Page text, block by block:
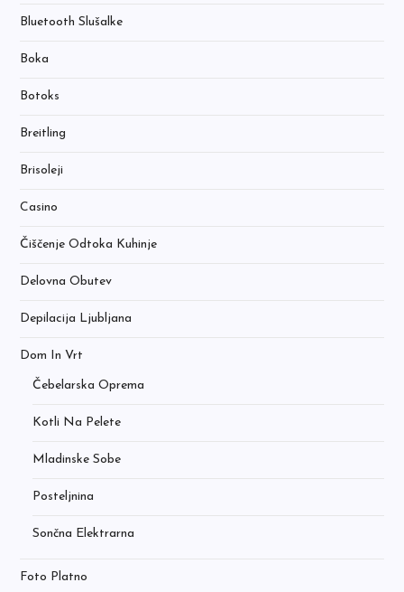
Bluetooth Slušalke
Boka
Botoks
Breitling
Brisoleji
Casino
Čiščenje Odtoka Kuhinje
Delovna Obutev
Depilacija Ljubljana
Dom In Vrt
Čebelarska Oprema
Kotli Na Pelete
Mladinske Sobe
Posteljnina
Sončna Elektrarna
Foto Platno